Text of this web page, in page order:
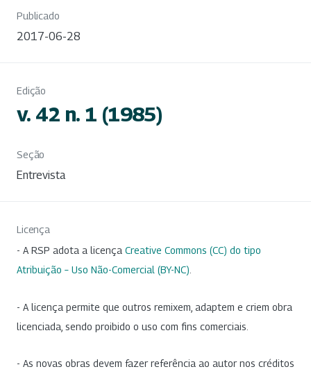
Publicado
2017-06-28
Edição
v. 42 n. 1 (1985)
Seção
Entrevista
Licença
- A RSP adota a licença Creative Commons (CC) do tipo
Atribuição – Uso Não-Comercial (BY-NC)
- A licença permite que outros remixem, adaptem e criem obra
licenciada, sendo proibido o uso com fins comerciais.
- As novas obras devem fazer referência ao autor nos créditos